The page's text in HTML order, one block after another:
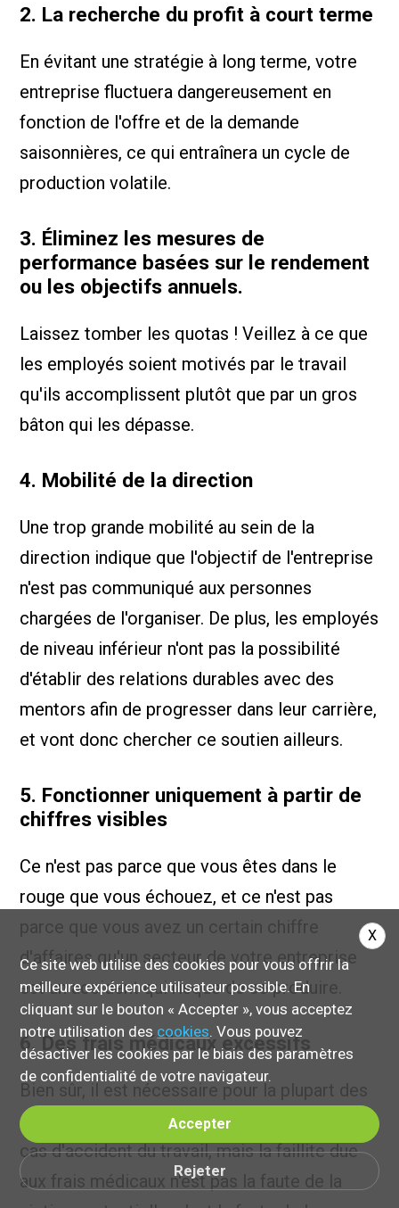
2. La recherche du profit à court terme
En évitant une stratégie à long terme, votre
entreprise fluctuera dangereusement en
fonction de l'offre et de la demande
saisonnières, ce qui entraînera un cycle de
production volatile.
3. Éliminez les mesures de
performance basées sur le rendement
ou les objectifs annuels.
Laissez tomber les quotas ! Veillez à ce que
les employés soient motivés par le travail
qu'ils accomplissent plutôt que par un gros
bâton qui les dépasse.
4. Mobilité de la direction
Une trop grande mobilité au sein de la
direction indique que l'objectif de l'entreprise
n'est pas communiqué aux personnes
chargées de l'organiser. De plus, les employés
de niveau inférieur n'ont pas la possibilité
d'établir des relations durables avec des
mentors afin de progresser dans leur carrière,
et vont donc chercher ce soutien ailleurs.
5. Fonctionner uniquement à partir de
chiffres visibles
Ce n'est pas parce que vous êtes dans le
rouge que vous échouez, et ce n'est pas
parce que vous avez un certain chiffre
d'affaires qu'un secteur de votre entreprise
est un accident qui risque de se produire.
6. Des frais médicaux excessifs
Bien sûr, il est nécessaire pour la plupart des
entreprises de couvrir les frais médicaux en
cas d'accident du travail, mais la faillite due
aux frais médicaux n'est pas la faute de la
Ce site web utilise des cookies pour vous offrir la
meilleure expérience utilisateur possible. En
cliquant sur le bouton « Accepter », vous acceptez
notre utilisation des cookies. Vous pouvez
désactiver les cookies par le biais des paramètres
de confidentialité de votre navigateur.
Accepter
Rejeter
X